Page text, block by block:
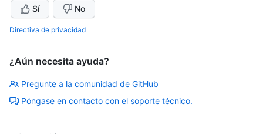
Sí No
Directiva de privacidad
¿Aún necesita ayuda?
Pregunte a la comunidad de GitHub
Póngase en contacto con el soporte técnico.